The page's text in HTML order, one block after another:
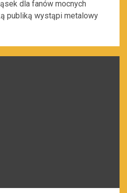
dla fanów mocnych
publiką wystąpi metalowy